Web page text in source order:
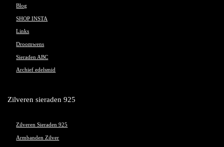
Blog
SHOP INSTA
Links
Droomwens
Sieraden ABC
Archief edelsmid
Zilveren sieraden 925
Zilveren Sieraden 925
Armbanden Zilver